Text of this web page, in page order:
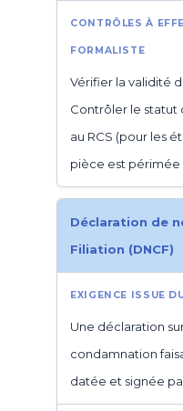
Vérifier la validité
Contrôler le statut
au RCS (pour les
pièce est périmée
Déclaration de
Filiation (DNCF)
Une déclaration
condamnation
datée et signée